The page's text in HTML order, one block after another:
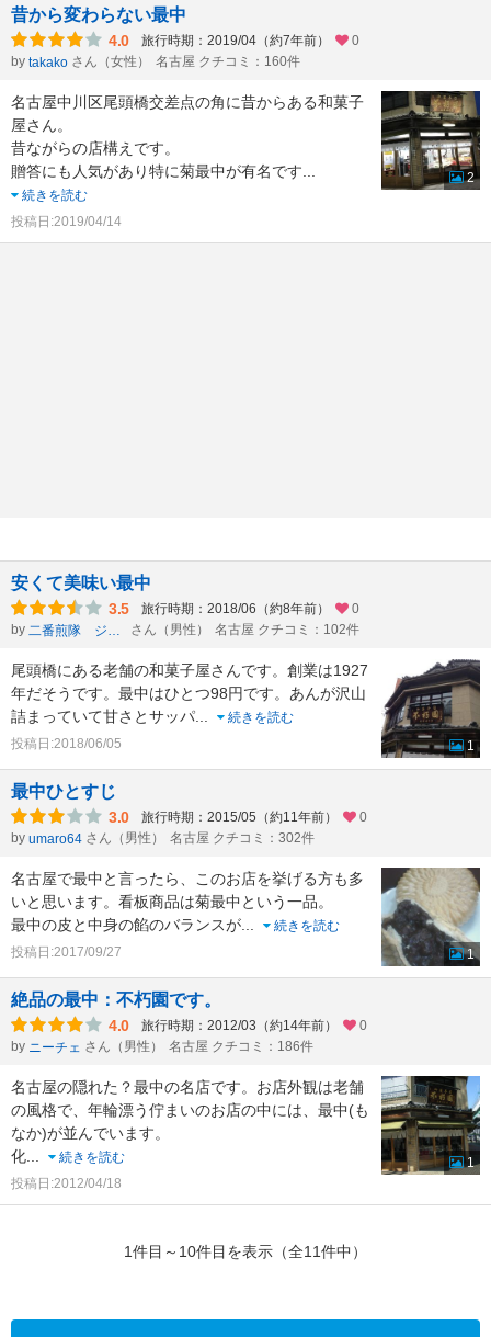
昔から変わらない最中
4.0 旅行時期：2019/04（約7年前）
0
by takako さん（女性） 名古屋 クチコミ：160件
名古屋中川区尾頭橋交差点の角に昔からある和菓子
屋さん。
昔ながらの店構えです。
贈答にも人気があり特に菊最中が有名です
続きを読む
投稿日:2019/04/14
2
安くて美味い最中
3.5 旅行時期：2018/06（約8年前）
0
by
二番煎隊 ジュクネンジャー さん（男性） 名古屋 クチコミ：102件
尾頭橋にある老舗の和菓子屋さんです。創業は1927
年だそうです。最中はひとつ98円です。あんが沢山
詰まっていて甘さとサッパ
続きを読む
投稿日:2018/06/05
1
最中ひとすじ
3.0 旅行時期：2015/05（約11年前）
0
by umaro64 さん（男性） 名古屋 クチコミ：302件
名古屋で最中と言ったら、このお店を挙げる方も多
いと思います。看板商品は菊最中という一品。
最中の皮と中身の餡のバランスが
続きを読む
投稿日:2017/09/27
1
絶品の最中：不朽園です。
4.0 旅行時期：2012/03（約14年前）
0
by ニーチェ さん（男性） 名古屋 クチコミ：186件
名古屋の隠れた？最中の名店です。お店外観は老舗
の風格で、年輪漂う佇まいのお店の中には、最中(も
なか)が並んでいます。
化
続きを読む
投稿日:2012/04/18
1
1件目～10件目を表示（全11件中）